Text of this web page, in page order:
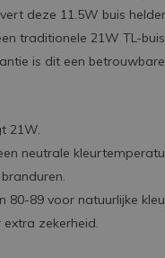
deze 11.5W buis
traditionele 21W TL-
is dit een
21W.
neutrale
80-89 voor natuurlijke
zekerheid.